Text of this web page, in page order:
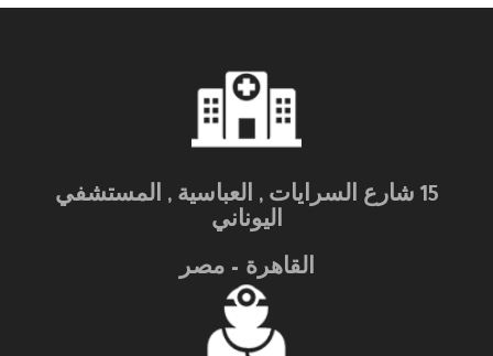
15 شارع السرايات , العباسية , المستشفي
اليوناني
القاهرة – مصر